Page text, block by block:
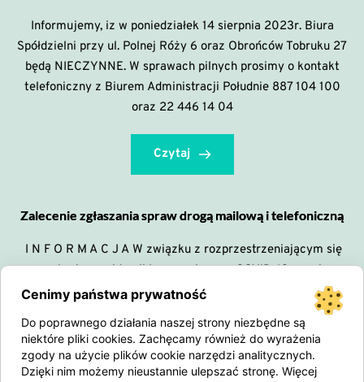
Informujemy, iz w poniedziałek 14 sierpnia 2023r. Biura
Spółdzielni przy ul. Polnej Róży 6 oraz Obrońców Tobruku 27
będą NIECZYNNE. W sprawach pilnych prosimy o kontakt
telefoniczny z Biurem Administracji Południe 887 104 100
oraz 22 446 14 04
Czytaj
Zalecenie zgłaszania spraw drogą mailową i telefoniczną
I N F O R M A C J A W związku z rozprzestrzeniającym się
zagrożeniem epidemii koronawirusem COVID-19 prosimy
o ograniczenie kontaktów osobistych w biurze Spółdzielni
oraz Administracji . Wszelkie sprawy sugerujemy zgłaszać
pracownikom Spółdzielni telefonicznie lub mailowo.
Zapewniamy, iż zgłoszenia będą odczytywane na bieżąco.
Zarząd
Cenimy państwa prywatność
Do poprawnego działania naszej strony niezbędne są
niektóre pliki cookies. Zachęcamy również do wyrażenia
zgody na użycie plików cookie narzędzi analitycznych.
Dzięki nim możemy nieustannie ulepszać stronę. Więcej